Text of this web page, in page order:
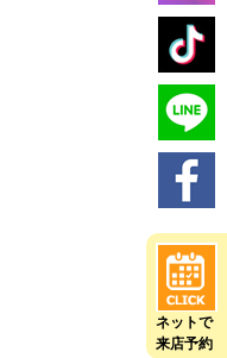
ネットで
来店予約